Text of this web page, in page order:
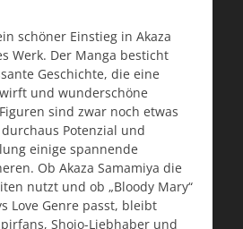
schöner Einstieg in Akaza
Werk. Der Manga besticht
Geschichte, die eine
und wunderschöne
sind zwar noch etwas
Potenzial und
einige spannende
Ob Akaza Samamiya die
nutzt und ob „Bloody Mary“
Love Genre passt, bleibt
Shojo-Liebhaber und